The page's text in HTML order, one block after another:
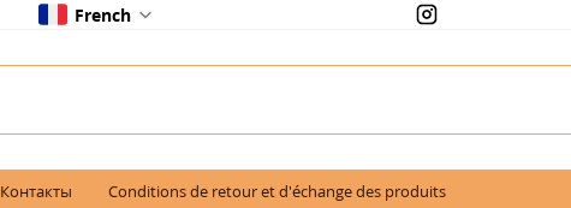
French
Контакты Conditions de retour et d'échange des produits